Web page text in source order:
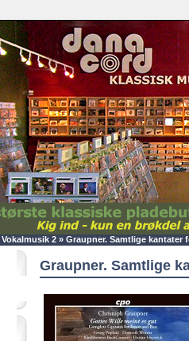
Vokalmusik 2 » Graupner. Samtlige kantater
Graupner. Samtlige